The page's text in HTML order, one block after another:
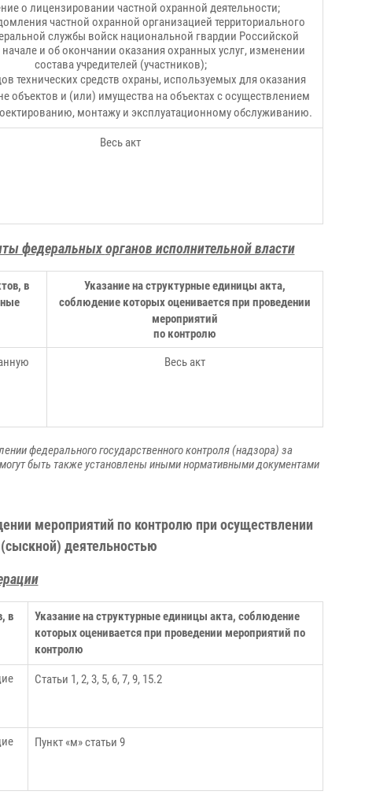
о лицензировании частной охранной деятельности;
частной охранной организацией территориального
службы войск национальной гвардии Российской
и об окончании оказания охранных услуг, изменении
состава учредителей (участников);
технических средств охраны, используемых для оказания
объектов и (или) имущества на объектах с осуществлением
монтажу и эксплуатационному обслуживанию.
Весь акт
федеральныхорганов исполнительной власти
в
Указание на структурные единицы акта,
соблюдение которых оценивается при проведении
мероприятий
по контролю
Весь акт
федерального государственного контроля (надзора) за
быть также установлены иными нормативными документами
мероприятий по контролю при осуществлении
(сыскной) деятельностью
в
Указание на структурные единицы акта, соблюдение
которых оценивается при проведении мероприятий по
контролю
Статьи 1, 2, 3, 5, 6, 7, 9, 15.2
Пункт «м» статьи 9